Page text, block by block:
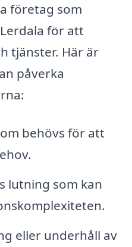
företag som
för att
tjänster. Här är
påverka
behövs för att
lutning som kan
eller underhåll av